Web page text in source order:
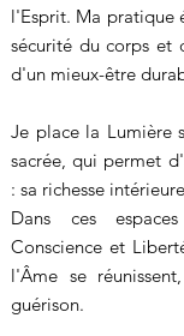
l'Esprit. Ma pratique
sécurité du corps et
d'un mieux-être
Je place la Lumière
sacrée, qui permet
: sa richesse
Dans ces
Conscience et
l'Âme se
guérison.